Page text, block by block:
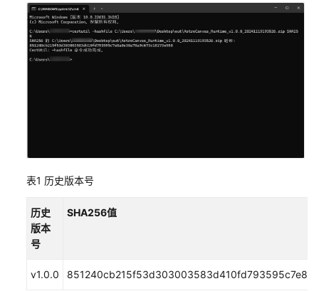
应
用
私
有
部
表1 历史版本号
历史
版本
号
SHA256值
v1.0.0